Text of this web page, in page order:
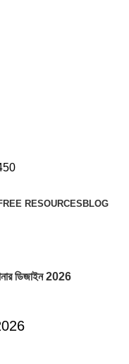
RESOURCES BLOG
ডিজাইন 2026